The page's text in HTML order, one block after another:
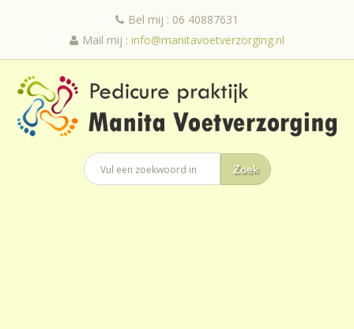
Bel mij : 06 40887631
Mail mij : info@manitavoetverzorging.nl